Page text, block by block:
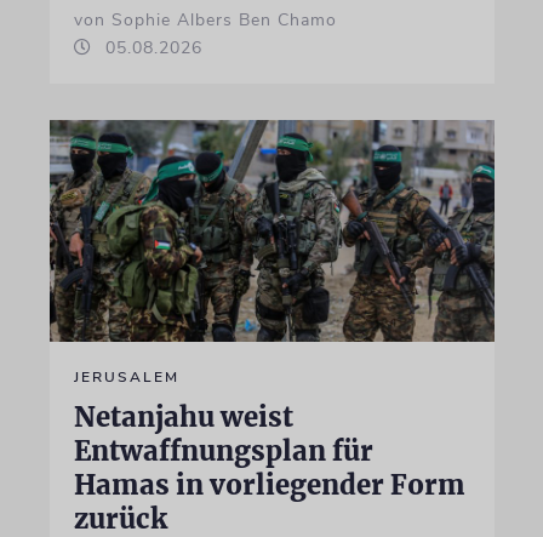
von Sophie Albers Ben Chamo
05.08.2026
JERUSALEM
Netanjahu weist
Entwaffnungsplan für
Hamas in vorliegender Form
zurück